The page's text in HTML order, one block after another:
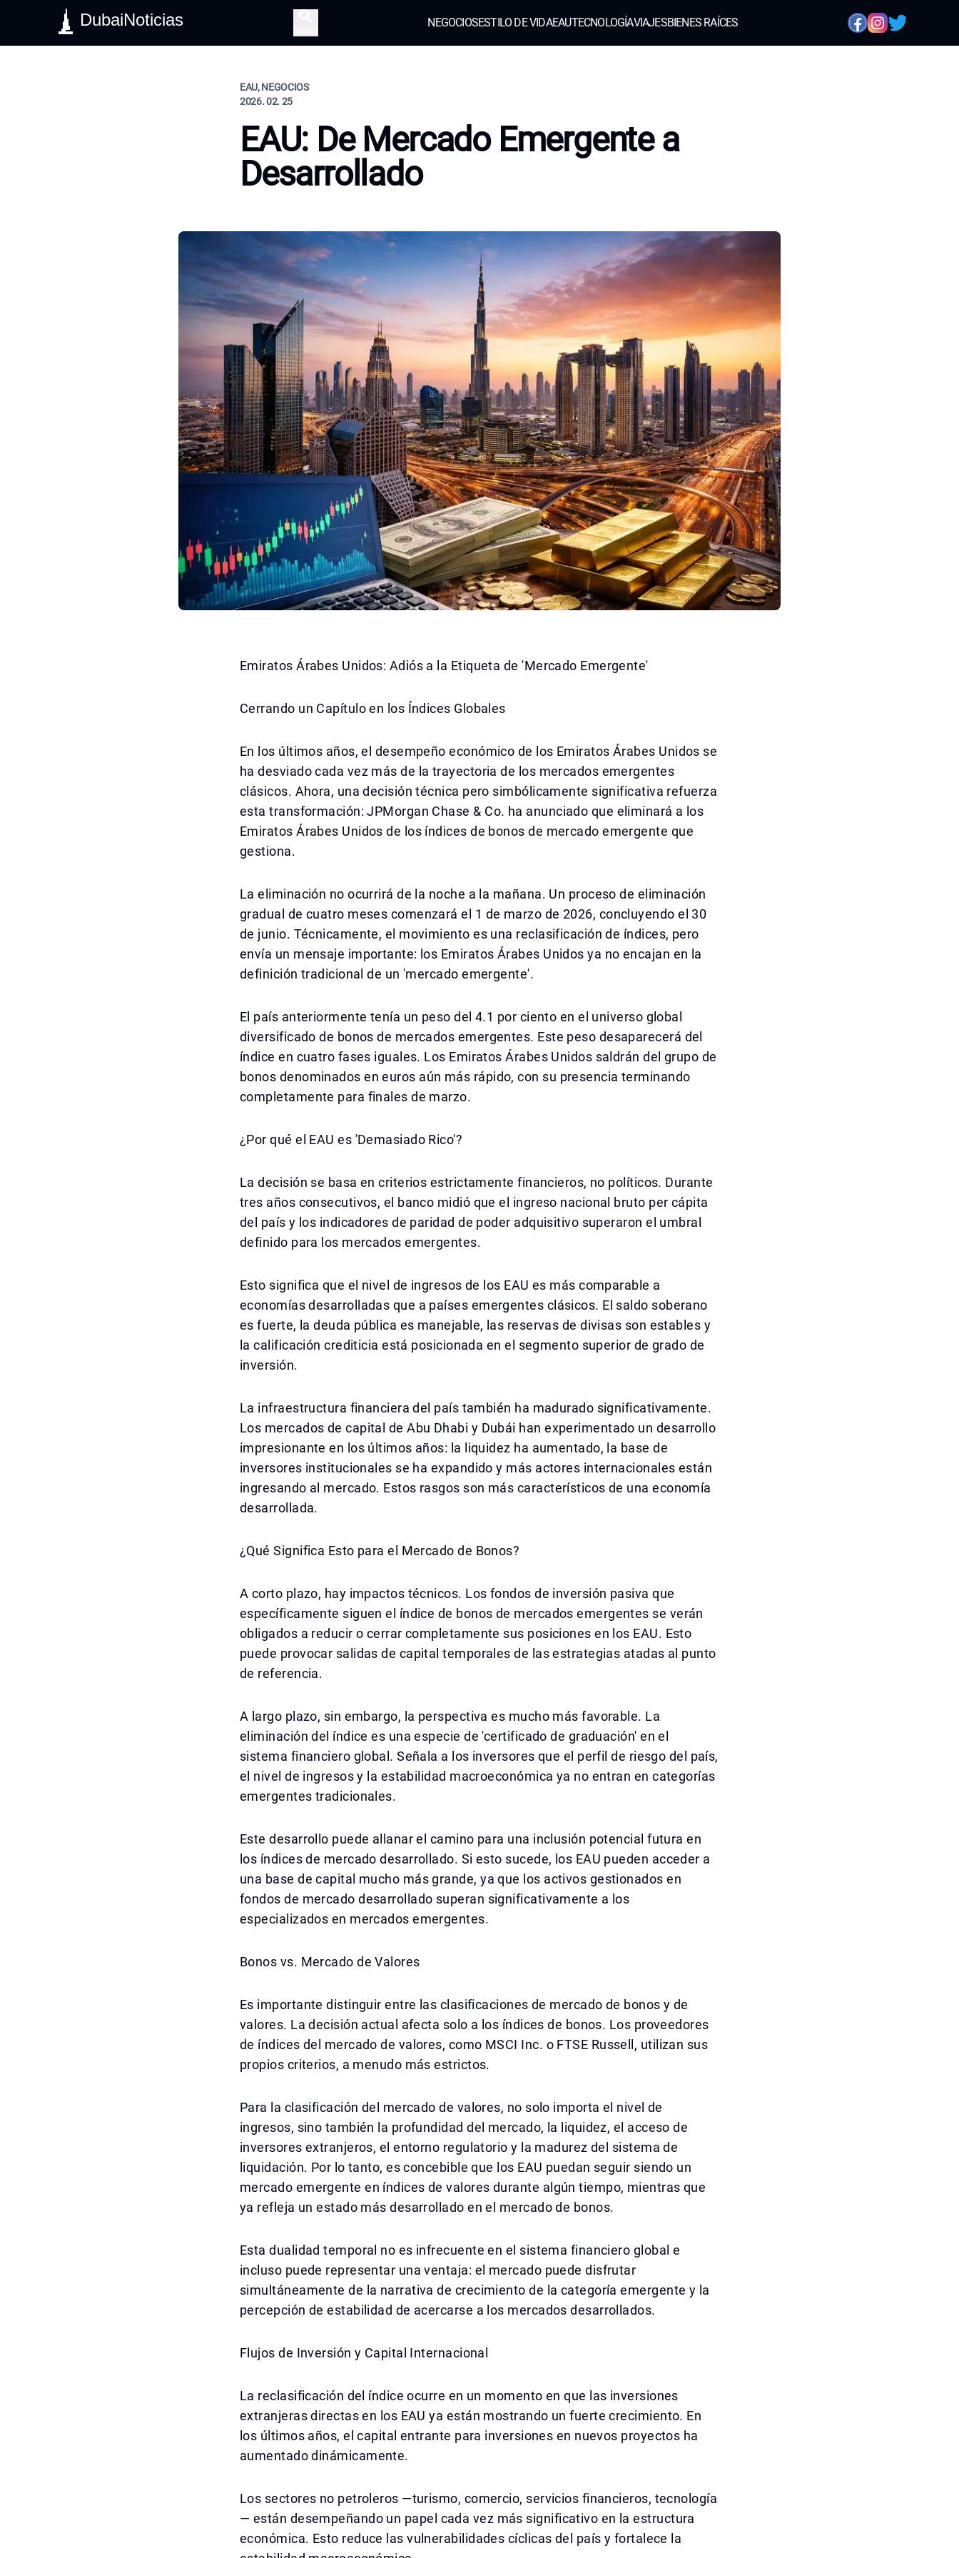
DubaiNoticias NEGOCIOSESTILO DE VIDAEAUTECNOLOGÍAVIAJESBIENES RAÍCES
EAU, NEGOCIOS
2026. 02. 25
EAU: De Mercado Emergente a
Desarrollado
Emiratos Árabes Unidos: Adiós a la Etiqueta de 'Mercado Emergente'
Cerrando un Capítulo en los Índices Globales
En los últimos años, el desempeño económico de los Emiratos Árabes Unidos se
ha desviado cada vez más de la trayectoria de los mercados emergentes
clásicos. Ahora, una decisión técnica pero simbólicamente significativa refuerza
esta transformación: JPMorgan Chase & Co. ha anunciado que eliminará a los
Emiratos Árabes Unidos de los índices de bonos de mercado emergente que
gestiona.
La eliminación no ocurrirá de la noche a la mañana. Un proceso de eliminación
gradual de cuatro meses comenzará el 1 de marzo de 2026, concluyendo el 30
de junio. Técnicamente, el movimiento es una reclasificación de índices, pero
envía un mensaje importante: los Emiratos Árabes Unidos ya no encajan en la
definición tradicional de un 'mercado emergente'.
El país anteriormente tenía un peso del 4.1 por ciento en el universo global
diversificado de bonos de mercados emergentes. Este peso desaparecerá del
índice en cuatro fases iguales. Los Emiratos Árabes Unidos saldrán del grupo de
bonos denominados en euros aún más rápido, con su presencia terminando
completamente para finales de marzo.
¿Por qué el EAU es 'Demasiado Rico'?
La decisión se basa en criterios estrictamente financieros, no políticos. Durante
tres años consecutivos, el banco midió que el ingreso nacional bruto per cápita
del país y los indicadores de paridad de poder adquisitivo superaron el umbral
definido para los mercados emergentes.
Esto significa que el nivel de ingresos de los EAU es más comparable a
economías desarrolladas que a países emergentes clásicos. El saldo soberano
es fuerte, la deuda pública es manejable, las reservas de divisas son estables y
la calificación crediticia está posicionada en el segmento superior de grado de
inversión.
La infraestructura financiera del país también ha madurado significativamente.
Los mercados de capital de Abu Dhabi y Dubái han experimentado un desarrollo
impresionante en los últimos años: la liquidez ha aumentado, la base de
inversores institucionales se ha expandido y más actores internacionales están
ingresando al mercado. Estos rasgos son más característicos de una economía
desarrollada.
¿Qué Significa Esto para el Mercado de Bonos?
A corto plazo, hay impactos técnicos. Los fondos de inversión pasiva que
específicamente siguen el índice de bonos de mercados emergentes se verán
obligados a reducir o cerrar completamente sus posiciones en los EAU. Esto
puede provocar salidas de capital temporales de las estrategias atadas al punto
de referencia.
A largo plazo, sin embargo, la perspectiva es mucho más favorable. La
eliminación del índice es una especie de 'certificado de graduación' en el
sistema financiero global. Señala a los inversores que el perfil de riesgo del país,
el nivel de ingresos y la estabilidad macroeconómica ya no entran en categorías
emergentes tradicionales.
Este desarrollo puede allanar el camino para una inclusión potencial futura en
los índices de mercado desarrollado. Si esto sucede, los EAU pueden acceder a
una base de capital mucho más grande, ya que los activos gestionados en
fondos de mercado desarrollado superan significativamente a los
especializados en mercados emergentes.
Bonos vs. Mercado de Valores
Es importante distinguir entre las clasificaciones de mercado de bonos y de
valores. La decisión actual afecta solo a los índices de bonos. Los proveedores
de índices del mercado de valores, como MSCI Inc. o FTSE Russell, utilizan sus
propios criterios, a menudo más estrictos.
Para la clasificación del mercado de valores, no solo importa el nivel de
ingresos, sino también la profundidad del mercado, la liquidez, el acceso de
inversores extranjeros, el entorno regulatorio y la madurez del sistema de
liquidación. Por lo tanto, es concebible que los EAU puedan seguir siendo un
mercado emergente en índices de valores durante algún tiempo, mientras que
ya refleja un estado más desarrollado en el mercado de bonos.
Esta dualidad temporal no es infrecuente en el sistema financiero global e
incluso puede representar una ventaja: el mercado puede disfrutar
simultáneamente de la narrativa de crecimiento de la categoría emergente y la
percepción de estabilidad de acercarse a los mercados desarrollados.
Flujos de Inversión y Capital Internacional
La reclasificación del índice ocurre en un momento en que las inversiones
extranjeras directas en los EAU ya están mostrando un fuerte crecimiento. En
los últimos años, el capital entrante para inversiones en nuevos proyectos ha
aumentado dinámicamente.
Los sectores no petroleros —turismo, comercio, servicios financieros, tecnología
— están desempeñando un papel cada vez más significativo en la estructura
económica. Esto reduce las vulnerabilidades cíclicas del país y fortalece la